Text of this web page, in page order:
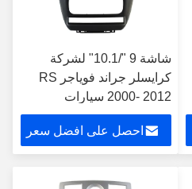
شاشة 9 "/10.1" لشركة
كرايسلر جراند فوياجر RS
2000- 2012 سيارات
الوسائط المتعددة ستيريو جي
بي إس CarPlay Playerاحصل على افضل سعر